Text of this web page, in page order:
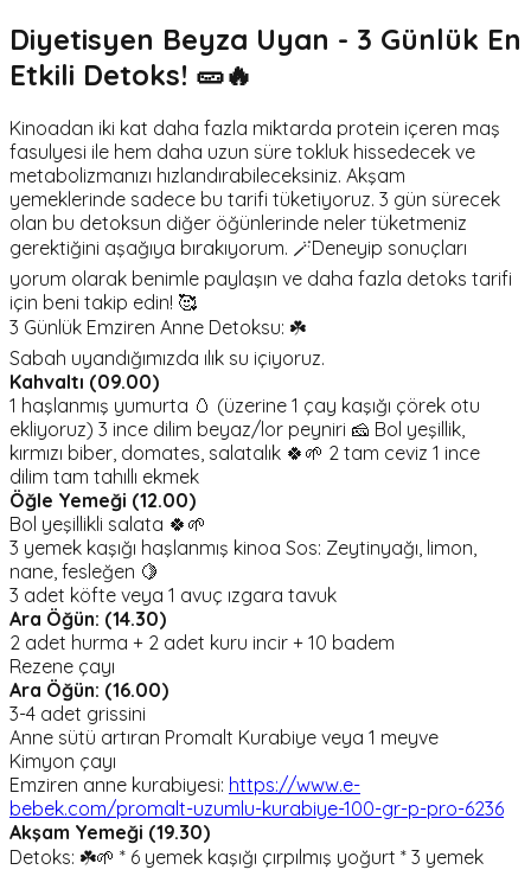
Diyetisyen Beyza Uyan - 3 Günlük En
Etkili Detoks! 🥒🔥
Kinoadan iki kat daha fazla miktarda protein içeren maş
fasulyesi ile hem daha uzun süre tokluk hissedecek ve
metabolizmanızı hızlandırabileceksiniz. Akşam
yemeklerinde sadece bu tarifi tüketiyoruz. 3 gün sürecek
olan bu detoksun diğer öğünlerinde neler tüketmeniz
gerektiğini aşağıya bırakıyorum. 🪄Deneyip sonuçları
yorum olarak benimle paylaşın ve daha fazla detoks tarifi
için beni takip edin! 🥰
3 Günlük Emziren Anne Detoksu: ☘️
Sabah uyandığımızda ılık su içiyoruz.
Kahvaltı (09.00)
1 haşlanmış yumurta 🥚 (üzerine 1 çay kaşığı çörek otu
ekliyoruz) 3 ince dilim beyaz/lor peyniri 🧀 Bol yeşillik,
kırmızı biber, domates, salatalık 🍀🌱 2 tam ceviz 1 ince
dilim tam tahıllı ekmek
Öğle Yemeği (12.00)
Bol yeşillikli salata 🍀🌱
3 yemek kaşığı haşlanmış kinoa Sos: Zeytinyağı, limon,
nane, fesleğen 🍋
3 adet köfte veya 1 avuç ızgara tavuk
Ara Öğün: (14.30)
2 adet hurma + 2 adet kuru incir + 10 badem
Rezene çayı
Ara Öğün: (16.00)
3-4 adet grissini
Anne sütü artıran Promalt Kurabiye veya 1 meyve
Kimyon çayı
Emziren anne kurabiyesi: https://www.e-
bebek.com/promalt-uzumlu-kurabiye-100-gr-p-pro-6236
Akşam Yemeği (19.30)
Detoks: ☘️🌱 * 6 yemek kaşığı çırpılmış yoğurt * 3 yemek